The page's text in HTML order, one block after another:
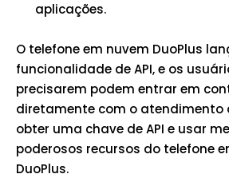
aplicações.
O telefone em nuvem DuoPlus
funcionalidade de API, e os
precisarem podem entrar em
diretamente com o atendimento
obter uma chave de API e usar
poderosos recursos do telefone
DuoPlus.